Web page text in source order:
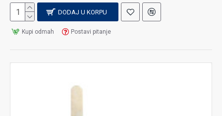
DODAJ U KORPU
Kupi odmah Postavi pitanje